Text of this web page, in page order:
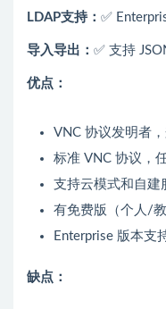
LDAP支持： ✅
导入导出： ✅ 支持
优点：
VNC 协议发明者
标准 VNC 协议，
支持云模式和自建
有免费版（个人/教
Enterprise 版本支
缺点：